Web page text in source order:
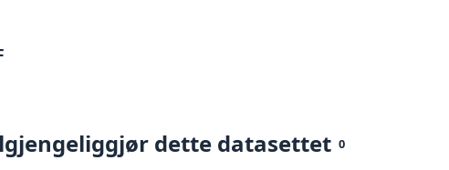
dette datasettet 0